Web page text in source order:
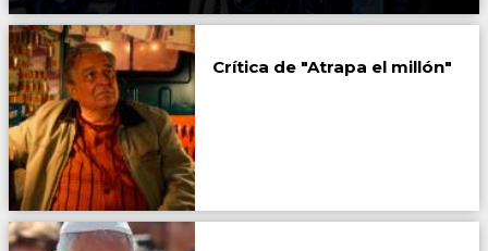
Crítica de "Atrapa el millón"